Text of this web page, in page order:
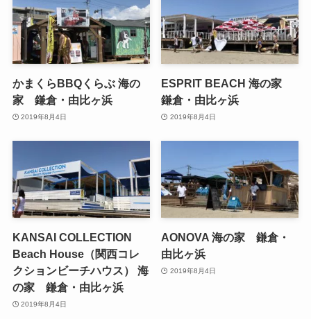
かまくらBBQくらぶ 海の
家 鎌倉・由比ヶ浜
2019年8月4日
ESPRIT BEACH 海の家
鎌倉・由比ヶ浜
2019年8月4日
KANSAI COLLECTION
Beach House（関西コレ
クションビーチハウス） 海
の家 鎌倉・由比ヶ浜
2019年8月4日
AONOVA 海の家 鎌倉・
由比ヶ浜
2019年8月4日